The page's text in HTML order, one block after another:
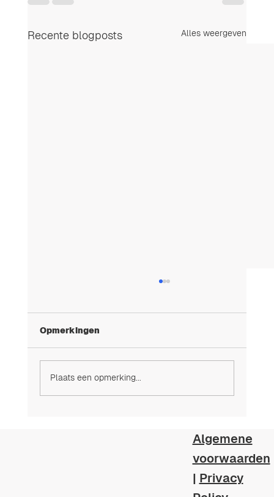
Recente blogposts Alles weergeven
zwembad­zorg voor internationale
Opmerkingen
Plaats een opmerking...
Algemene
voorwaarden
| Privacy